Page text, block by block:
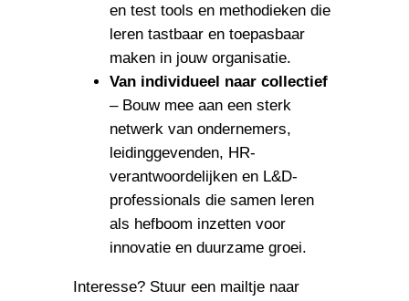
en test tools en methodieken die
leren tastbaar en toepasbaar
maken in jouw organisatie.
Van individueel naar collectief
– Bouw mee aan een sterk
netwerk van ondernemers,
leidinggevenden, HR-
verantwoordelijken en L&D-
professionals die samen leren
als hefboom inzetten voor
innovatie en duurzame groei.
Interesse? Stuur een mailtje naar